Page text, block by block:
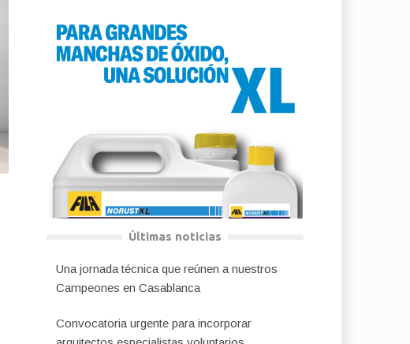
Últimas noticias
Una jornada técnica que reúnen a nuestros
Campeones en Casablanca
Convocatoria urgente para incorporar